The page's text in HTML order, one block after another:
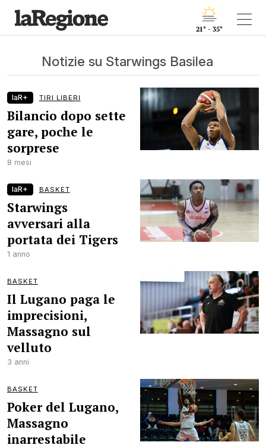
21° - 35°
Notizie su Starwings Basilea
laR+ TIRI LIBERI
Bilancio dopo sette
gare, poche le
sorprese
8 mesi
laR+ BASKET
Starwings
avversari alla
portata dei Tigers
1 anno
BASKET
Il Lugano paga le
imprecisioni,
Massagno sul
velluto
3 anni
BASKET
Poker del Lugano,
Massagno
inarrestabile